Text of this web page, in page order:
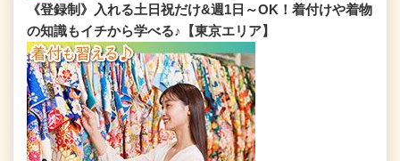
《登録制》入れる土日祝だけ&週1日～OK！着付けや着物
の知識もイチから学べる♪【東京エリア】